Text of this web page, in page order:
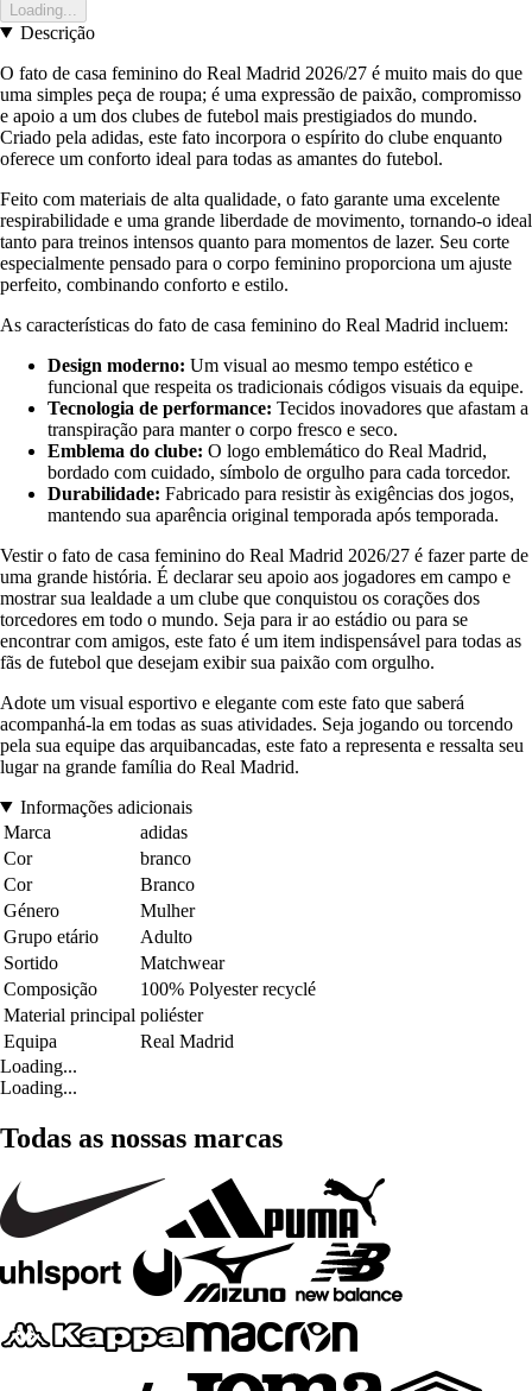
Loading...
Descrição
O fato de casa feminino do Real Madrid 2026/27 é muito mais do que
uma simples peça de roupa; é uma expressão de paixão, compromisso
e apoio a um dos clubes de futebol mais prestigiados do mundo.
Criado pela adidas, este fato incorpora o espírito do clube enquanto
oferece um conforto ideal para todas as amantes do futebol.
Feito com materiais de alta qualidade, o fato garante uma excelente
respirabilidade e uma grande liberdade de movimento, tornando-o ideal
tanto para treinos intensos quanto para momentos de lazer. Seu corte
especialmente pensado para o corpo feminino proporciona um ajuste
perfeito, combinando conforto e estilo.
As características do fato de casa feminino do Real Madrid incluem:
Design moderno: Um visual ao mesmo tempo estético e
funcional que respeita os tradicionais códigos visuais da equipe.
Tecnologia de performance: Tecidos inovadores que afastam a
transpiração para manter o corpo fresco e seco.
Emblema do clube: O logo emblemático do Real Madrid,
bordado com cuidado, símbolo de orgulho para cada torcedor.
Durabilidade: Fabricado para resistir às exigências dos jogos,
mantendo sua aparência original temporada após temporada.
Vestir o fato de casa feminino do Real Madrid 2026/27 é fazer parte de
uma grande história. É declarar seu apoio aos jogadores em campo e
mostrar sua lealdade a um clube que conquistou os corações dos
torcedores em todo o mundo. Seja para ir ao estádio ou para se
encontrar com amigos, este fato é um item indispensável para todas as
fãs de futebol que desejam exibir sua paixão com orgulho.
Adote um visual esportivo e elegante com este fato que saberá
acompanhá-la em todas as suas atividades. Seja jogando ou torcendo
pela sua equipe das arquibancadas, este fato a representa e ressalta seu
lugar na grande família do Real Madrid.
Informações adicionais
Marca
adidas
Cor
branco
Cor
Branco
Género
Mulher
Grupo etário
Adulto
Sortido
Matchwear
Composição
100% Polyester recyclé
Material principal poliéster
Equipa
Real Madrid
Loading...
Loading...
Todas as nossas marcas